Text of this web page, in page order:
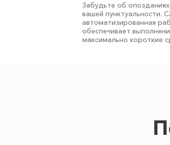
Забудьте об
вашей пунктуальности.
автоматизированная
обеспечивает
максимально короткие